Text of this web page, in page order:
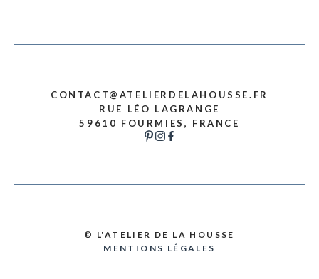
CONTACT@ATELIERDELAHOUSSE.FR
RUE LÉO LAGRANGE
59610 FOURMIES, FRANCE
© L'ATELIER DE LA HOUSSE
MENTIONS LÉGALES